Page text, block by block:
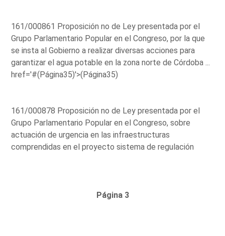
161/000861 Proposición no de Ley presentada por el
Grupo Parlamentario Popular en el Congreso, por la que
se insta al Gobierno a realizar diversas acciones para
garantizar el agua potable en la zona norte de Córdoba ...
href='#(Página35)'>(Página35)
161/000878 Proposición no de Ley presentada por el
Grupo Parlamentario Popular en el Congreso, sobre
actuación de urgencia en las infraestructuras
comprendidas en el proyecto sistema de regulación
Página 3